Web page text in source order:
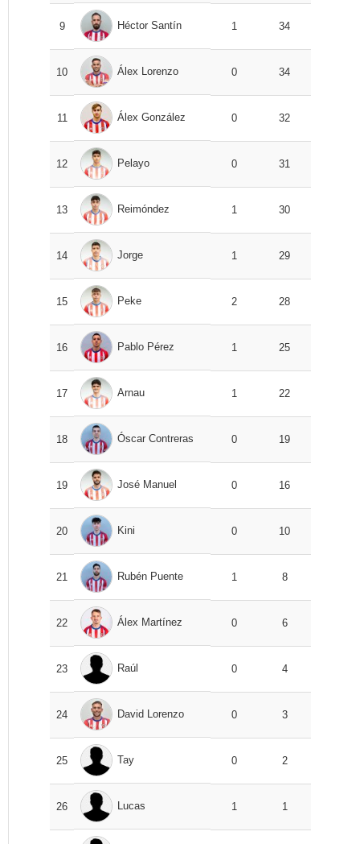
9 Héctor Santín 1 34
10 Álex Lorenzo 0 34
11 Álex González 0 32
12 Pelayo 0 31
13 Reimóndez 1 30
14 Jorge 1 29
15 Peke 2 28
16 Pablo Pérez 1 25
17 Arnau 1 22
18 Óscar Contreras 0 19
19 José Manuel 0 16
20 Kini 0 10
21 Rubén Puente 1 8
22 Álex Martínez 0 6
23 Raúl 0 4
24 David Lorenzo 0 3
25 Tay 0 2
26 Lucas 1 1